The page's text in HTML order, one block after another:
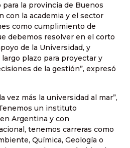
la provincia de Buenos
con la academia y el sector
como cumplimiento de
debemos resolver en el corto
de la Universidad, y
plazo para proyectar y
de la gestión”, expresó
vez más la universidad al mar”,
un instituto
Argentina y con
tenemos carreras como
Química, Geología o